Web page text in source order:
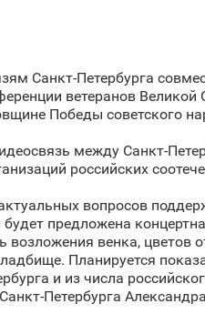
Санкт‑Петербурга
ветеранов
Победы советского
между
российских
вопросов
предложена
возложения венка,
Планируется
и из числа